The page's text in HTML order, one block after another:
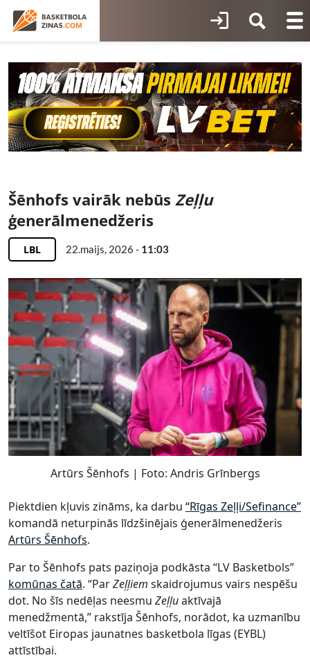
Šēnhofs vairāk nebūs Zeļļu
ģenerālmenedžeris
LBL 22.maijs, 2026 - 11:03
Artūrs Šēnhofs | Foto: Andris Grīnbergs
Piektdien kļuvis zināms, ka darbu “Rīgas Zeļļi/Sefinance”
komandā neturpinās līdzšinējais ģenerālmenedžeris
Artūrs Šēnhofs.
Par to Šēnhofs pats paziņoja podkāsta “LV Basketbols”
komūnas čatā. “ParZeļļiem skaidrojumus vairs nespēšu
dot. No šīs nedēļas neesmu Zeļļuaktīvajā
menedžmentā,” rakstīja Šēnhofs, norādot, ka uzmanību
veltīšot Eiropas jaunatnes basketbola līgas (EYBL)
attīstībai.